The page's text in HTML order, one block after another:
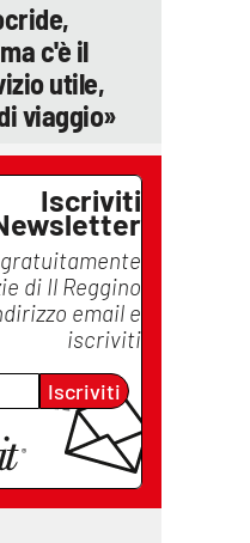
c'è il
utile,
viaggio»
Iscriviti
di Il Reggino
email e
iscriviti
Iscriviti